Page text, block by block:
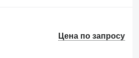
Цена по запросу